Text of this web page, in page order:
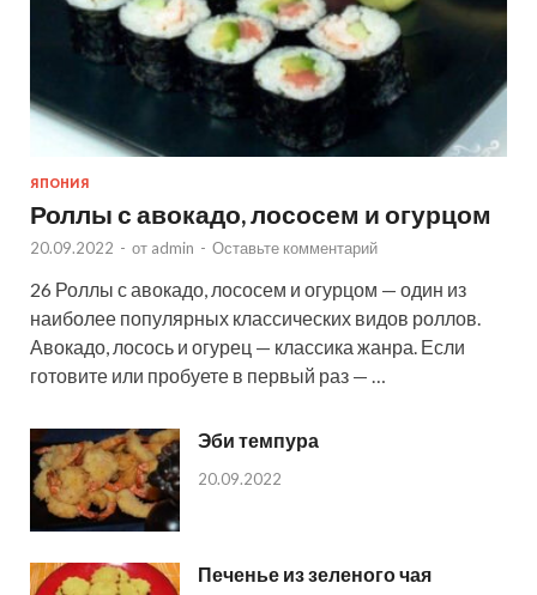
ЯПОНИЯ
Роллы с авокадо, лососем и огурцом
20.09.2022 - от admin - Оставьте комментарий
26 Роллы с авокадо, лососем и огурцом — один из
наиболее популярных классических видов роллов.
Авокадо, лосось и огурец — классика жанра. Если
готовите или пробуете в первый раз — …
Эби темпура
20.09.2022
Печенье из зеленого чая